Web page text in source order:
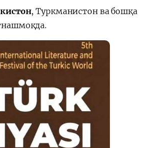
, Туркманистон ва бошқа